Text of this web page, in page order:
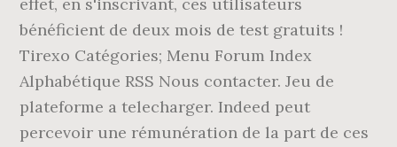
bénéficient de deux mois de test gratuits !
Tirexo Catégories; Menu Forum Index
Alphabétique RSS Nous contacter. Jeu de
plateforme a telecharger. Indeed peut
percevoir une rémunération de la part de ces